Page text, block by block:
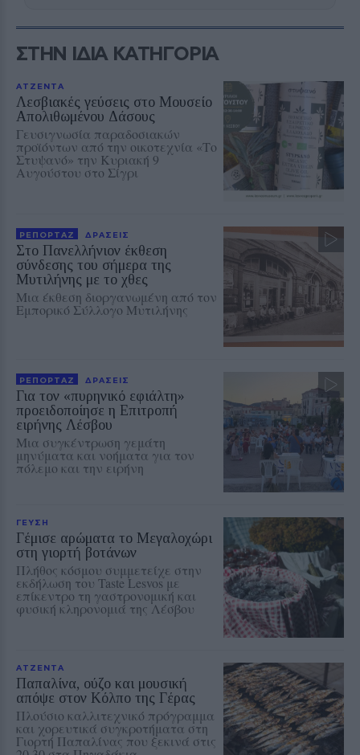
ΣΤΗΝ ΙΔΙΑ ΚΑΤΗΓΟΡΙΑ
ΑΤΖΕΝΤΑ
Λεσβιακές γεύσεις στο Μουσείο
Απολιθωμένου Δάσους
Γευσιγνωσία παραδοσιακών
προϊόντων από την οικοτεχνία «Το
Στυψανό» την Κυριακή 9
Αυγούστου στο Σίγρι
ΡΕΠΟΡΤΑΖ ΔΡΑΣΕΙΣ
Στο Πανελλήνιον έκθεση
σύνδεσης του σήμερα της
Μυτιλήνης με το χθες
Μια έκθεση διοργανωμένη από τον
Εμπορικό Σύλλογο Μυτιλήνης
ΡΕΠΟΡΤΑΖ ΔΡΑΣΕΙΣ
Για τον «πυρηνικό εφιάλτη»
προειδοποίησε η Επιτροπή
ειρήνης Λέσβου
Μια συγκέντρωση γεμάτη
μηνύματα και νοήματα για τον
πόλεμο και την ειρήνη
ΓΕΥΣΗ
Γέμισε αρώματα το Μεγαλοχώρι
στη γιορτή βοτάνων
Πλήθος κόσμου συμμετείχε στην
εκδήλωση του Taste Lesvos με
επίκεντρο τη γαστρονομική και
φυσική κληρονομιά της Λέσβου
ΑΤΖΕΝΤΑ
Παπαλίνα, ούζο και μουσική
απόψε στον Κόλπο της Γέρας
Πλούσιο καλλιτεχνικό πρόγραμμα
και χορευτικά συγκροτήματα στη
Γιορτή Παπαλίνας που ξεκινά στις